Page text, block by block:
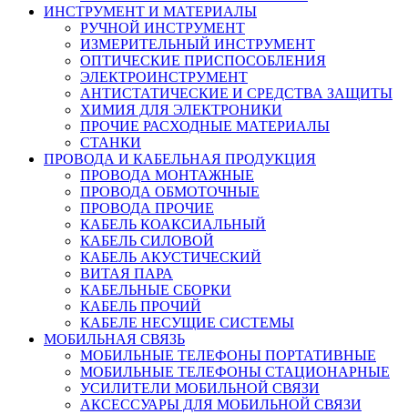
ИНСТРУМЕНТ И МАТЕРИАЛЫ
РУЧНОЙ ИНСТРУМЕНТ
ИЗМЕРИТЕЛЬНЫЙ ИНСТРУМЕНТ
ОПТИЧЕСКИЕ ПРИСПОСОБЛЕНИЯ
ЭЛЕКТРОИНСТРУМЕНТ
АНТИСТАТИЧЕСКИЕ И СРЕДСТВА ЗАЩИТЫ
ХИМИЯ ДЛЯ ЭЛЕКТРОНИКИ
ПРОЧИЕ РАСХОДНЫЕ МАТЕРИАЛЫ
СТАНКИ
ПРОВОДА И КАБЕЛЬНАЯ ПРОДУКЦИЯ
ПРОВОДА МОНТАЖНЫЕ
ПРОВОДА ОБМОТОЧНЫЕ
ПРОВОДА ПРОЧИЕ
КАБЕЛЬ КОАКСИАЛЬНЫЙ
КАБЕЛЬ СИЛОВОЙ
КАБЕЛЬ АКУСТИЧЕСКИЙ
ВИТАЯ ПАРА
КАБЕЛЬНЫЕ СБОРКИ
КАБЕЛЬ ПРОЧИЙ
КАБЕЛЕ НЕСУЩИЕ СИСТЕМЫ
МОБИЛЬНАЯ СВЯЗЬ
МОБИЛЬНЫЕ ТЕЛЕФОНЫ ПОРТАТИВНЫЕ
МОБИЛЬНЫЕ ТЕЛЕФОНЫ СТАЦИОНАРНЫЕ
УСИЛИТЕЛИ МОБИЛЬНОЙ СВЯЗИ
АКСЕССУАРЫ ДЛЯ МОБИЛЬНОЙ СВЯЗИ